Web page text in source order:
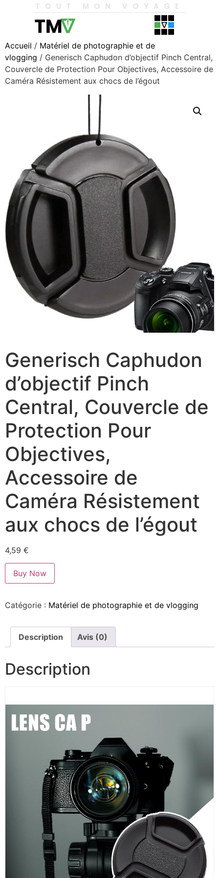
TOUT MON VOYAGE
Accueil / Matériel de photographie et de
vlogging / Generisch Caphudon d’objectif Pinch Central,
Couvercle de Protection Pour Objectives, Accessoire de
Caméra Résistement aux chocs de l’égout
Generisch Caphudon
d’objectif Pinch
Central, Couvercle de
Protection Pour
Objectives,
Accessoire de
Caméra Résistement
aux chocs de l’égout
4,59 €
Buy Now
Catégorie : Matériel de photographie et de vlogging
Description Avis (0)
Description